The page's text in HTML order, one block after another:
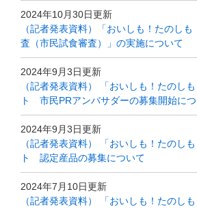
2024年10月30日更新
（記者発表資料）「おいしも！たのし
査（市民試食審査）」の実施について
2024年9月3日更新
（記者発表資料） 「おいしも！たのし
ト 市民PRアンバサダーの募集開始に
2024年9月3日更新
（記者発表資料） 「おいしも！たのし
ト 認定産品の募集について
2024年7月10日更新
（記者発表資料） 「おいしも！たのし